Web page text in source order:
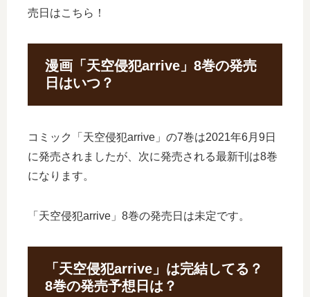
売日はこちら！
漫画「天空侵犯arrive」8巻の発売
日はいつ？
コミック「天空侵犯arrive」の7巻は2021年6月9日
に発売されましたが、次に発売される最新刊は8巻
になります。
「天空侵犯arrive」8巻の発売日は未定です。
「天空侵犯arrive」は完結してる？
8巻の発売予想日は？